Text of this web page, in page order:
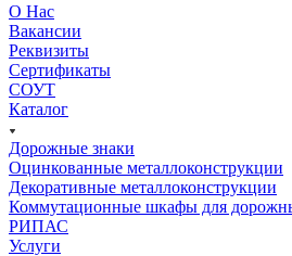
О Нас
Вакансии
Реквизиты
Сертификаты
СОУТ
Каталог
Дорожные знаки
Оцинкованные металлоконструкции
Декоративные металлоконструкции
Коммутационные шкафы для
РИПАС
Услуги